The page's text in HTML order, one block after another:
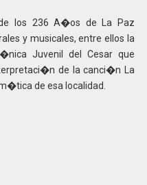
los 236 A�os de La Paz
y musicales, entre ellos la
Juvenil del Cesar que
de la canci�n La
de esa localidad.